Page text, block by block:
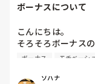
ボーナスについて
こんにちは。
そろそろボーナスの
ボーナスが無い所
無いところは少な
ボーナス モチベーシ
ソハナ